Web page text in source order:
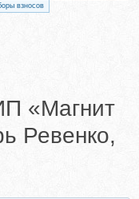
взносов
«Магнит
Ревенко,